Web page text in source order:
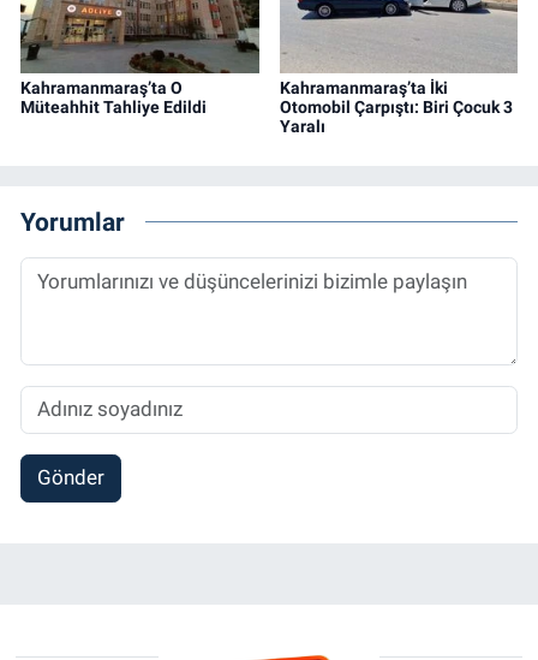
Kahramanmaraş’ta O
Müteahhit Tahliye Edildi
Kahramanmaraş’ta İki
Otomobil Çarpıştı: Biri Çocuk 3
Yaralı
Yorumlar
Gönder